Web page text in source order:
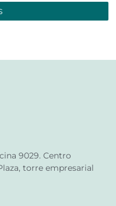
9029. Centro
torre empresarial